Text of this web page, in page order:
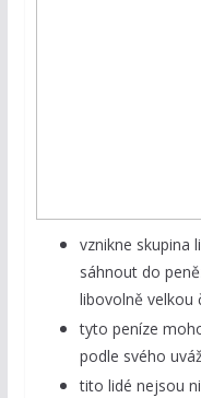
vznikne skupina
sáhnout do
libovolně velkou
tyto peníze
podle svého
tito lidé nejsou